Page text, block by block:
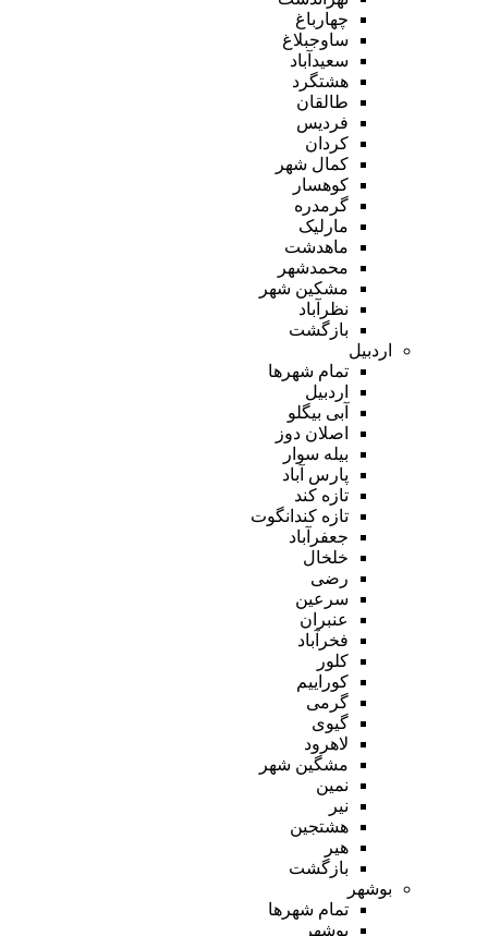
چهارباغ
ساوجبلاغ
سعیدآباد
هشتگرد
طالقان
فردیس
کردان
کمال شهر
کوهسار
گرمدره
مارلیک
ماهدشت
محمدشهر
مشکین شهر
نظرآباد
بازگشت
اردبیل
تمام شهر‌ها
اردبیل
آبی بیگلو
اصلان دوز
بیله سوار
پارس آباد
تازه کند
تازه کندانگوت
جعفرآباد
خلخال
رضی
سرعین
عنبران
فخرآباد
کلور
کوراییم
گرمی
گیوی
لاهرود
مشگین شهر
نمین
نیر
هشتجین
هیر
بازگشت
بوشهر
تمام شهر‌ها
بوشهر